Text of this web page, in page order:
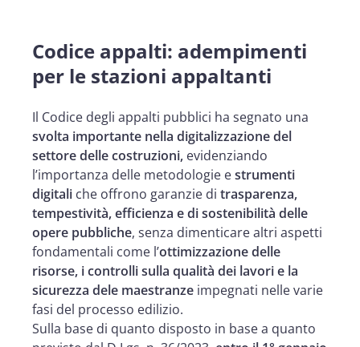
Codice appalti: adempimenti
per le stazioni appaltanti
Il Codice degli appalti pubblici ha segnato una
svolta importante nella digitalizzazione del
settore delle costruzioni, evidenziando
l’importanza delle metodologie estrumenti
digitali che offrono garanzie di trasparenza,
tempestività, efficienza e di sostenibilità delle
opere pubbliche, senza dimenticare altri aspetti
fondamentali come l’ottimizzazione delle
risorse, i controlli sulla qualità dei lavori e la
sicurezza dele maestranze impegnati nelle varie
fasi del processo edilizio.
Sulla base di quanto disposto in base a quanto